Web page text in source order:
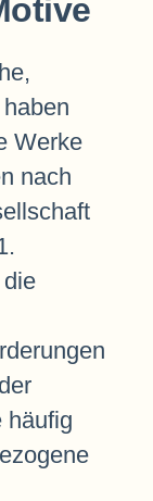
Werke
nach
häufig